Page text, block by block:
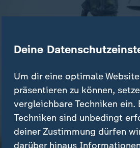
Deine
Um dir eine optimale
präsentieren zu können,
vergleichbare Techniken ein.
Techniken sind unbedingt
deiner Zustimmung dürfen
darüber hinaus